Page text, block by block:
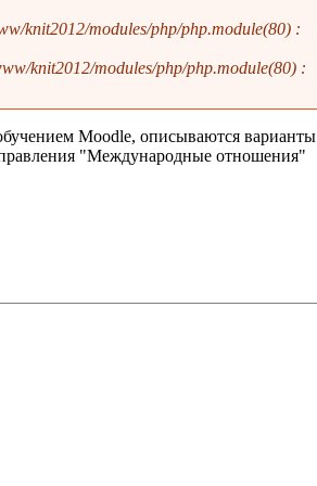
knit2012/modules/php/php.module(80) :
knit2012/modules/php/php.module(80) :
Moodle, описываются варианты
"Международные отношения"